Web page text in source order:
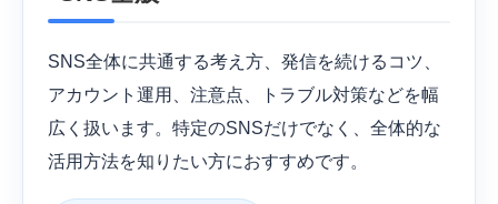
SNS全体に共通する考え方、発信を続けるコツ、
アカウント運用、注意点、トラブル対策などを幅
広く扱います。特定のSNSだけでなく、全体的な
活用方法を知りたい方におすすめです。